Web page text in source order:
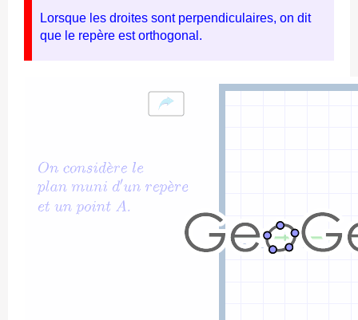
Lorsque les droites sont perpendiculaires, on dit
que le repère est orthogonal.